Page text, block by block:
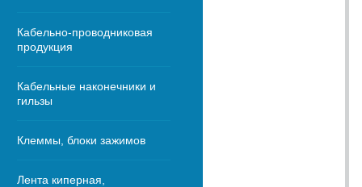
Кабельно-проводниковая
продукция
Кабельные наконечники и
гильзы
Клеммы, блоки зажимов
Лента киперная,